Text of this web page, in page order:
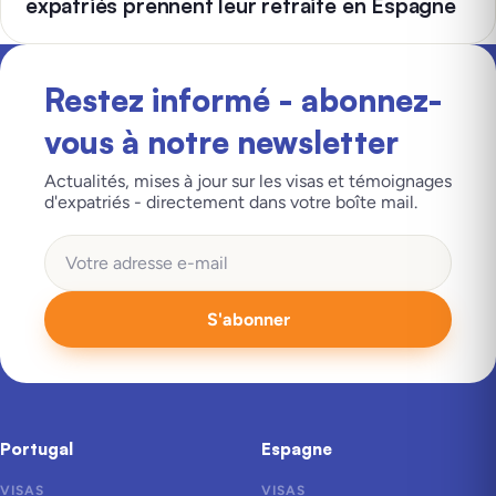
expatriés prennent leur retraite en Espagne
Restez informé - abonnez-
vous à notre newsletter
Actualités, mises à jour sur les visas et témoignages
d'expatriés - directement dans votre boîte mail.
S'abonner
Portugal
VISAS
Espagne
VISAS